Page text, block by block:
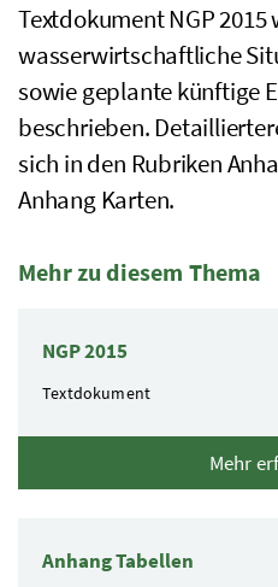
TextdokumentNGP2015
wasserwirtschaftliche
sowie geplante künftige
beschrieben.
sich in den Rubriken
Anhang Karten.
Mehr zu diesem Thema
NGP 2015
Textdokument
Mehr
Anhang Tabellen